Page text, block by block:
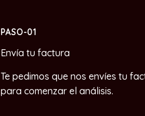
PASO-01
Envía tu factura
Te pedimos que nos envíes tu
para comenzar el análisis.